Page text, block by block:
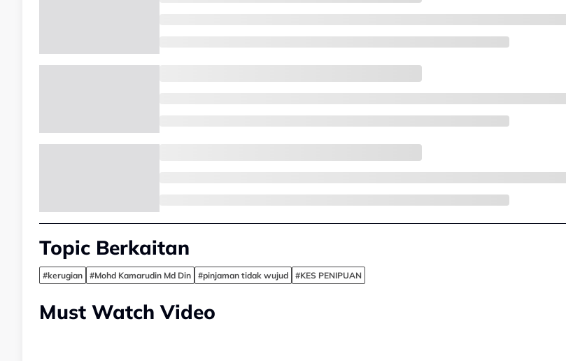
Topic Berkaitan
#kerugian #Mohd Kamarudin Md Din #pinjaman tidak wujud #KES PENIPUAN
Must Watch Video